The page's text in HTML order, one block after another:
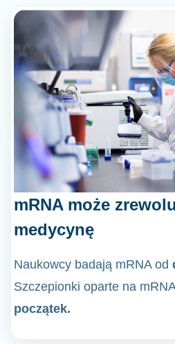
mRNA może
medycynę
Naukowcy badają mRNA od
Szczepionki oparte na
początek.